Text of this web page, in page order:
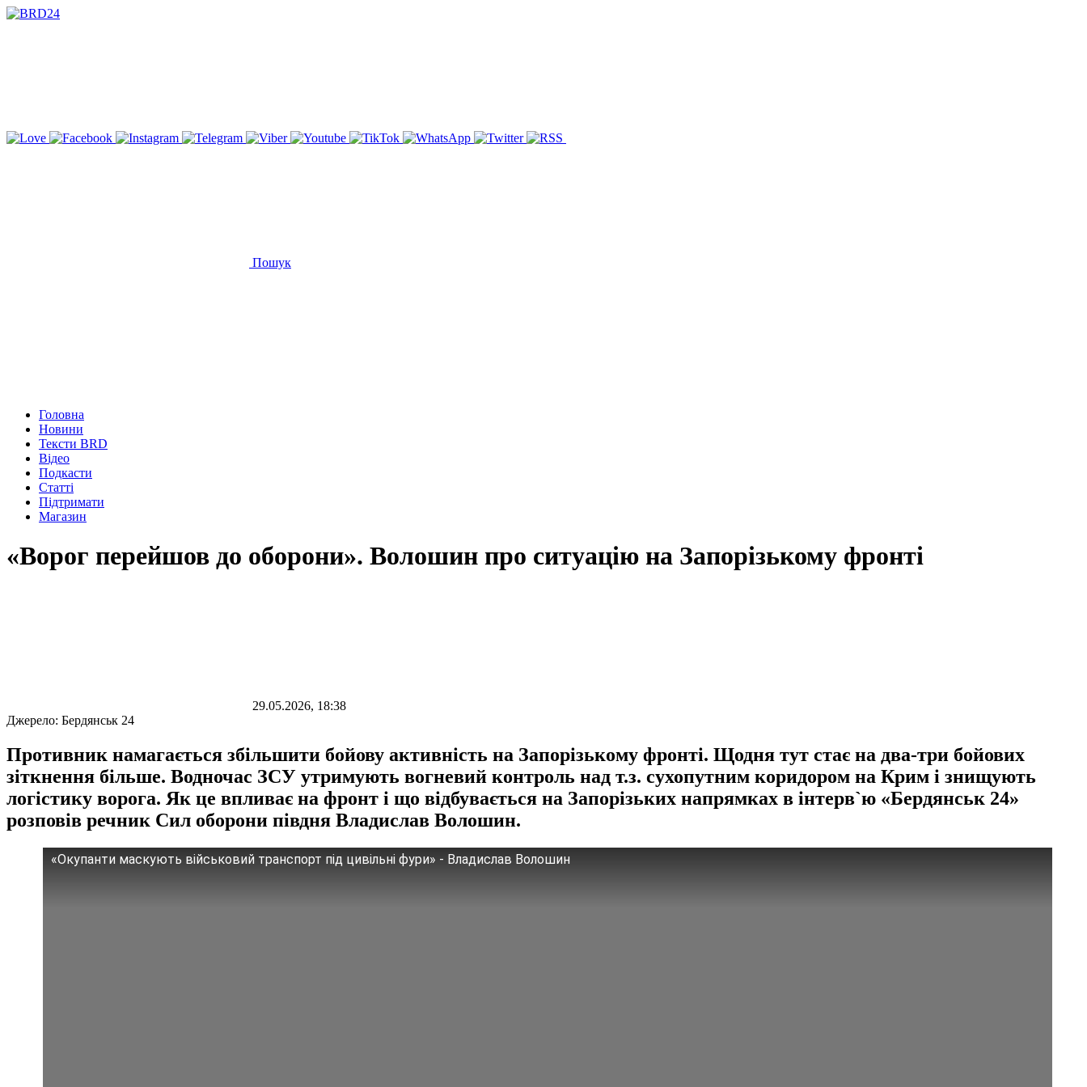
Пошук
Головна
Новини
Тексти BRD
Відео
Подкасти
Статті
Підтримати
Магазин
«Ворог перейшов до оборони». Волошин про ситуацію на Запорізькому фронті
29.05.2026, 18:38
Джерело: Бердянськ 24
Противник намагається збільшити бойову активність на Запорізькому фронті. Щодня тут стає на два-три бойових
зіткнення більше. Водночас ЗСУ утримують вогневий контроль над т.з. сухопутним коридором на Крим і знищують
логістику ворога. Як це впливає на фронт і що відбувається на Запорізьких напрямках в інтерв`ю «Бердянськ 24»
розповів речник Сил оборони півдня Владислав Волошин.
«Окупанти маскують військовий транспорт під цивільні фури» - Владислав Волошин